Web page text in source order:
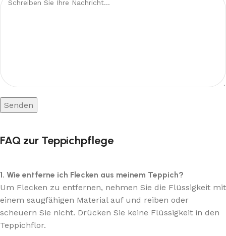
FAQ zur Teppichpflege
1. Wie entferne ich Flecken aus meinem Teppich?
Um Flecken zu entfernen, nehmen Sie die Flüssigkeit mit
einem saugfähigen Material auf und reiben oder
scheuern Sie nicht. Drücken Sie keine Flüssigkeit in den
Teppichflor.